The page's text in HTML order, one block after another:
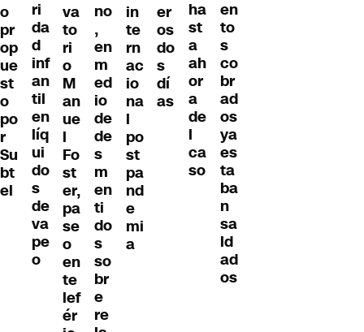
o
pr
op
ue
st
o
po
r
Su
bt
el
ri
da
d
inf
an
til
en
líq
ui
do
s
de
va
pe
o
va
to
ri
o
M
an
ue
l
Fo
st
er,
pa
se
o
en
te
lef
ér
no
,
en
m
ed
io
de
de
s
m
en
ti
do
s
so
br
e
re
in
te
rn
ac
io
na
l
po
st
pa
nd
e
mi
a
er
os
do
s
dí
as
ha
st
a
ah
or
a
de
l
ca
so
en
to
s
co
br
ad
os
ya
es
ta
ba
n
sa
ld
ad
os